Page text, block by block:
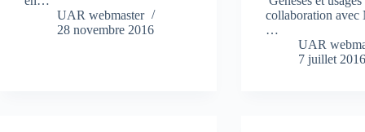
UAR webmaster
28 novembre 2016
collaboration avec
…
UAR
7 juillet